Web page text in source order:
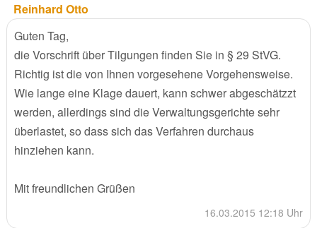
Reinhard Otto
Guten Tag,
die Vorschrift über Tilgungen finden Sie in § 29 StVG.
Richtig ist die von Ihnen vorgesehene Vorgehensweise.
Wie lange eine Klage dauert, kann schwer abgeschätzzt
werden, allerdings sind die Verwaltungsgerichte sehr
überlastet, so dass sich das Verfahren durchaus
hinziehen kann.
Mit freundlichen Grüßen
16.03.2015 12:18 Uhr